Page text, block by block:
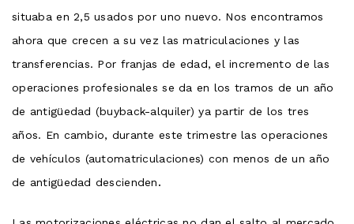
situaba en 2,5 usados ​​por uno nuevo. Nos encontramos
ahora que crecen a su vez las matriculaciones y las
transferencias. Por franjas de edad, el incremento de las
operaciones profesionales se da en los tramos de un año
de antigüedad (buyback-alquiler) ya partir de los tres
años. En cambio, durante este trimestre las operaciones
de vehículos (automatriculaciones) con menos de un año
de antigüedad descienden.